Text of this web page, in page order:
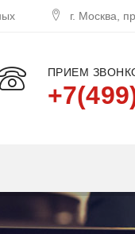
г. Москва,
ПРИЕМ